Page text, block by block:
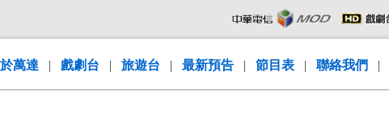
萬達 | 戲劇台 | 旅遊台 | 最新預告 | 節目表 | 聯絡我們 |